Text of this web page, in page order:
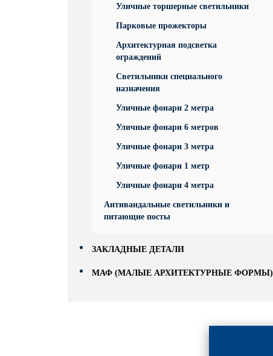
Уличные торшерные светильники
Парковые прожекторы
Архитектурная подсветка
ограждений
Светильники специального
назначения
Уличные фонари 2 метра
Уличные фонари 6 метров
Уличные фонари 3 метра
Уличные фонари 1 метр
Уличные фонари 4 метра
Антивандальные светильники и
питающие посты
ЗАКЛАДНЫЕ ДЕТАЛИ
МАФ (МАЛЫЕ АРХИТЕКТУРНЫЕ ФОРМЫ)